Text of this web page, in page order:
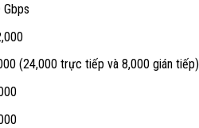
(24,000 trực tiếp và 8,000 gián tiếp)